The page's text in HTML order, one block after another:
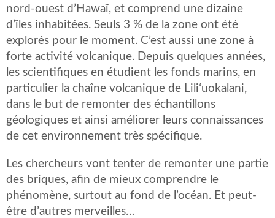
nord-ouest d’Hawaï, et comprend une dizaine
d’îles inhabitées. Seuls 3 % de la zone ont été
explorés pour le moment. C’est aussi une zone à
forte activité volcanique. Depuis quelques années,
les scientifiques en étudient les fonds marins, en
particulier la chaîne volcanique de Liliʻuokalani,
dans le but de remonter des échantillons
géologiques et ainsi améliorer leurs connaissances
de cet environnement très spécifique.
Les chercheurs vont tenter de remonter une partie
des briques, afin de mieux comprendre le
phénomène, surtout au fond de l’océan. Et peut-
être d’autres merveilles…